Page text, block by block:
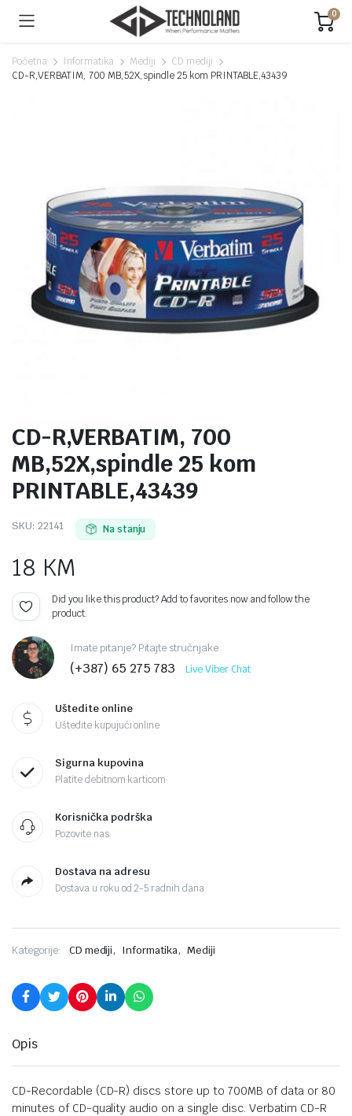
0
Početna Informatika Mediji
CD mediji
CD-R,VERBATIM, 700 MB,52X,spindle 25 kom PRINTABLE,43439
CD-R,VERBATIM, 700
MB,52X,spindle 25 kom
PRINTABLE,43439
SKU: 22141 Na stanju
18 KM
Did you like this product? Add to favorites now and follow the
product.
Imate pitanje? Pitajte stručnjake
(+387) 65 275 783 Live Viber Chat
Uštedite online
Uštedite kupujući online
Sigurna kupovina
Platite debitnom karticom
Korisnička podrška
Pozovite nas
Dostava na adresu
Dostava u roku od 2-5 radnih dana
Kategorije: CD mediji, Informatika, Mediji
Opis
CD-Recordable (CD-R) discs store up to 700MB of data or 80
minutes of CD-quality audio on a single disc. Verbatim CD-R